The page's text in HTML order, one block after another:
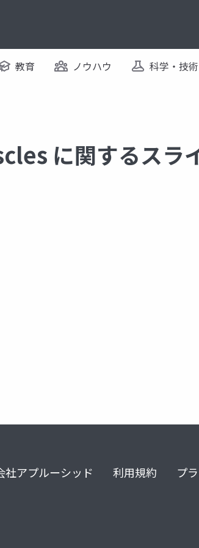
教育 ノウハウ 科学・技術
に関するスラ
社アプルーシッド 利用規約 プ